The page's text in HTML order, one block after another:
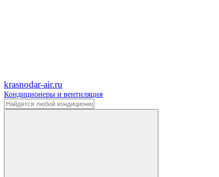
krasnodar-air.ru
Кондиционеры и вентиляция